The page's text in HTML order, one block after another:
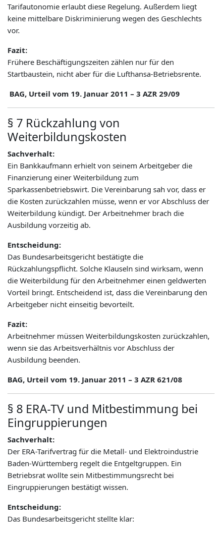
Tarifautonomie erlaubt diese Regelung. Außerdem liegt
keine mittelbare Diskriminierung wegen des Geschlechts
vor.
Fazit:
Frühere Beschäftigungszeiten zählen nur für den
Startbaustein, nicht aber für die Lufthansa-Betriebsrente.
BAG, Urteil vom 19. Januar 2011 – 3 AZR 29/09
§ 7 Rückzahlung von
Weiterbildungskosten
Sachverhalt:
Ein Bankkaufmann erhielt von seinem Arbeitgeber die
Finanzierung einer Weiterbildung zum
Sparkassenbetriebswirt. Die Vereinbarung sah vor, dass er
die Kosten zurückzahlen müsse, wenn er vor Abschluss der
Weiterbildung kündigt. Der Arbeitnehmer brach die
Ausbildung vorzeitig ab.
Entscheidung:
Das Bundesarbeitsgericht bestätigte die
Rückzahlungspflicht. Solche Klauseln sind wirksam, wenn
die Weiterbildung für den Arbeitnehmer einen geldwerten
Vorteil bringt. Entscheidend ist, dass die Vereinbarung den
Arbeitgeber nicht einseitig bevorteilt.
Fazit:
Arbeitnehmer müssen Weiterbildungskosten zurückzahlen,
wenn sie das Arbeitsverhältnis vor Abschluss der
Ausbildung beenden.
BAG, Urteil vom 19. Januar 2011 – 3 AZR 621/08
§ 8 ERA-TV und Mitbestimmung bei
Eingruppierungen
Sachverhalt:
Der ERA-Tarifvertrag für die Metall- und Elektroindustrie
Baden-Württemberg regelt die Entgeltgruppen. Ein
Betriebsrat wollte sein Mitbestimmungsrecht bei
Eingruppierungen bestätigt wissen.
Entscheidung:
Das Bundesarbeitsgericht stellte klar: